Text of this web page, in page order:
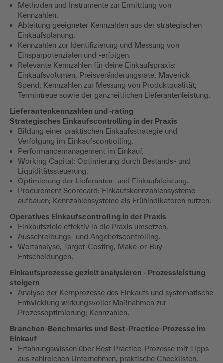
Methoden und Instrumente zur Ermittlung von
Kennzahlen.
Ableitung geeigneter Kennzahlen aus der strategischen
Einkaufsplanung.
Kennzahlen zur Identifizierung und Messung von
Einsparpotenzialen und -erfolgen.
Relevante Kennzahlen für deine Einkaufspraxis:
Einkaufsvolumen, Preisveränderungsrate, Maverick
Spend, Kennzahlen zur Messung von Produktqualität,
Termintreue sowie der ganzheitlichen Lieferantenleistung.
Lieferantenkennzahlen und -rating
Strategisches Einkaufscontrolling in der Praxis
Bildung einer praktischen Einkaufsstrategie und
Verfolgung im Einkaufscontrolling.
Performancemanagement im Einkauf.
Working Capital: Optimierung durch Bestands- und
Liquiditätssteuerung.
Optimierung der Lieferanten- und Einkaufsleistung.
Procurement Scorecard: Einkaufskennzahlensysteme
aufbauen; Kennzahlensysteme als Frühindikatoren nutzen.
Operatives Einkaufscontrolling in der Praxis
Einkaufsziele effektiv in die Praxis umsetzen.
Ausschreibungs- und Angebotscontrolling.
Wertanalyse, Target-Costing, Make-or-Buy-
Entscheidungen.
Einkaufsprozesse gezielt analysieren - Prozessleistung
steigern
Analyse der Kernprozesse des Einkaufs und systematische
Entwicklung wirkungsvoller Maßnahmen zur
Prozessoptimierung; Kennzahlen.
Branchen-Benchmarks und Best-Practice-Prozesse im
Einkauf
Erfahrungswissen über Best-Practice-Prozesse mit Tipps
aus zahlreichen Unternehmen, praktische Checklisten.